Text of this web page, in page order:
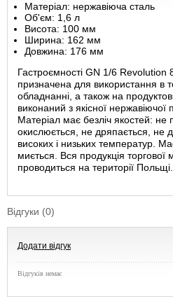
Матеріал: нержавіюча сталь
Об'єм: 1,6 л
Висота: 100 мм
Ширина: 162 мм
Довжина: 176 мм
Гастроємності GN 1/6
призначена для використання в
обладнанні, а також на
виконаний з якісної нержавіючої
Матеріал має безліч якостей: не
окислюється, не дряпається, не
високих і низьких температур.
миється. Вся продукція
проводиться на території Польщі.
Відгуки (0)
Додати відгук
Відгуків немає